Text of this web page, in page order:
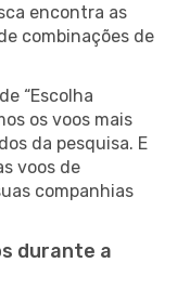
encontra as
combinações de
“Escolha
os voos mais
da pesquisa. E
voos de
companhias
durante a